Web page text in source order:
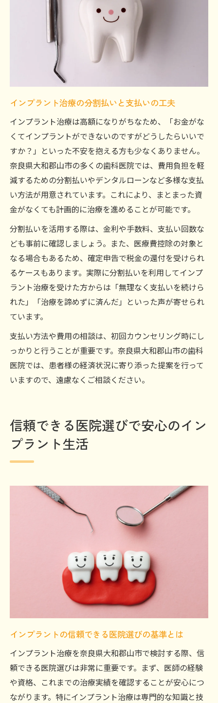
インプラント治療の分割払いと支払いの工夫
インプラント治療は高額になりがちなため、「お金がな
くてインプラントができないのですがどうしたらいいで
すか？」といった不安を抱える方も少なくありません。
奈良県大和郡山市の多くの歯科医院では、費用負担を軽
減するための分割払いやデンタルローンなど多様な支払
い方法が用意されています。これにより、まとまった資
金がなくても計画的に治療を進めることが可能です。
分割払いを活用する際は、金利や手数料、支払い回数な
ども事前に確認しましょう。また、医療費控除の対象と
なる場合もあるため、確定申告で税金の還付を受けられ
るケースもあります。実際に分割払いを利用してインプ
ラント治療を受けた方からは「無理なく支払いを続けら
れた」「治療を諦めずに済んだ」といった声が寄せられ
ています。
支払い方法や費用の相談は、初回カウンセリング時にし
っかりと行うことが重要です。奈良県大和郡山市の歯科
医院では、患者様の経済状況に寄り添った提案を行って
いますので、遠慮なくご相談ください。
信頼できる医院選びで安心のイン
プラント生活
インプラントの信頼できる医院選びの基準とは
インプラント治療を奈良県大和郡山市で検討する際、信
頼できる医院選びは非常に重要です。まず、医師の経験
や資格、これまでの治療実績を確認することが安心につ
ながります。特にインプラント治療は専門的な知識と技